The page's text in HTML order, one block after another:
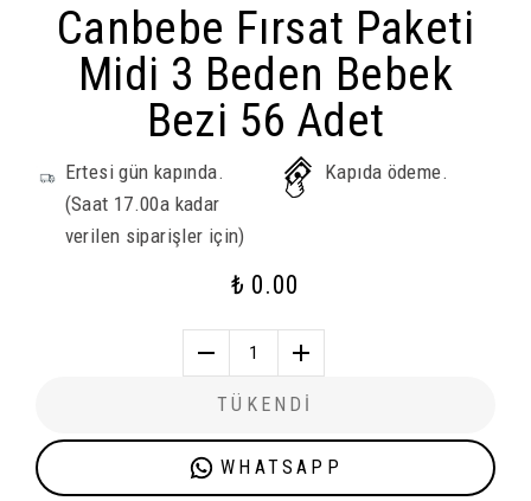
Canbebe Fırsat Paketi
Midi 3 Beden Bebek
Bezi 56 Adet
Ertesi gün kapında.
(Saat 17.00a kadar
verilen siparişler için)
Kapıda ödeme.
₺ 0.00
1
TÜKENDİ
WHATSAPP